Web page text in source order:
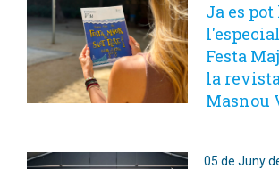
Ja es
Festa
la
Masnou
05 de Juny